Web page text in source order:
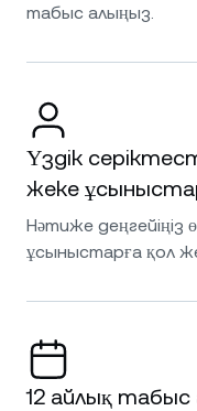
табыс алыңыз.
Үздік
жеке
Нәтиже деңгейіңіз
ұсыныстарға қол
12 айлық табыс